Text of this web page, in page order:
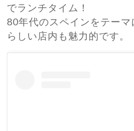
でランチタイム！
80年代のスペインをテー
らしい店内も魅力的です。